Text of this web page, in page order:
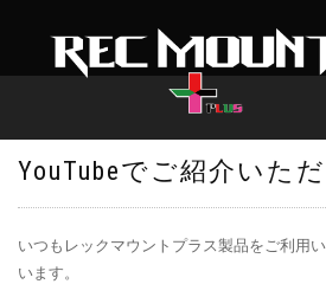
YouTubeでご紹介いた
いつもレックマウントプラス製品をご利用
います。